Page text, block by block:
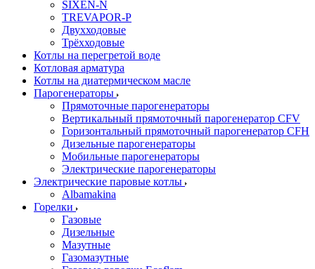
SIXEN-N
TREVAPOR-P
Двухходовые
Трёхходовые
Котлы на перегретой воде
Котловая арматура
Котлы на диатермическом масле
Парогенераторы
Прямоточные парогенераторы
Вертикальный прямоточный парогенератор CFV
Горизонтальный прямоточный парогенератор CFH
Дизельные парогенераторы
Мобильные парогенераторы
Электрические парогенераторы
Электрические паровые котлы
Albamakina
Горелки
Газовые
Дизельные
Мазутные
Газомазутные